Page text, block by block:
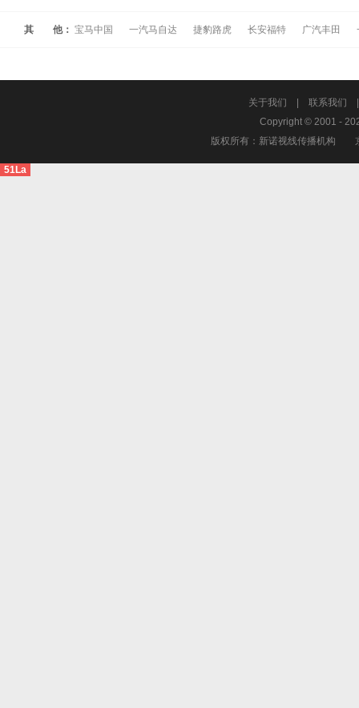
其 他： 宝马中国 一汽马自达 捷豹路虎 长安福特 广汽丰田
关于我们 联系我们
Copyright © 2001 -
版权所有：新诺视线传播机构
51La